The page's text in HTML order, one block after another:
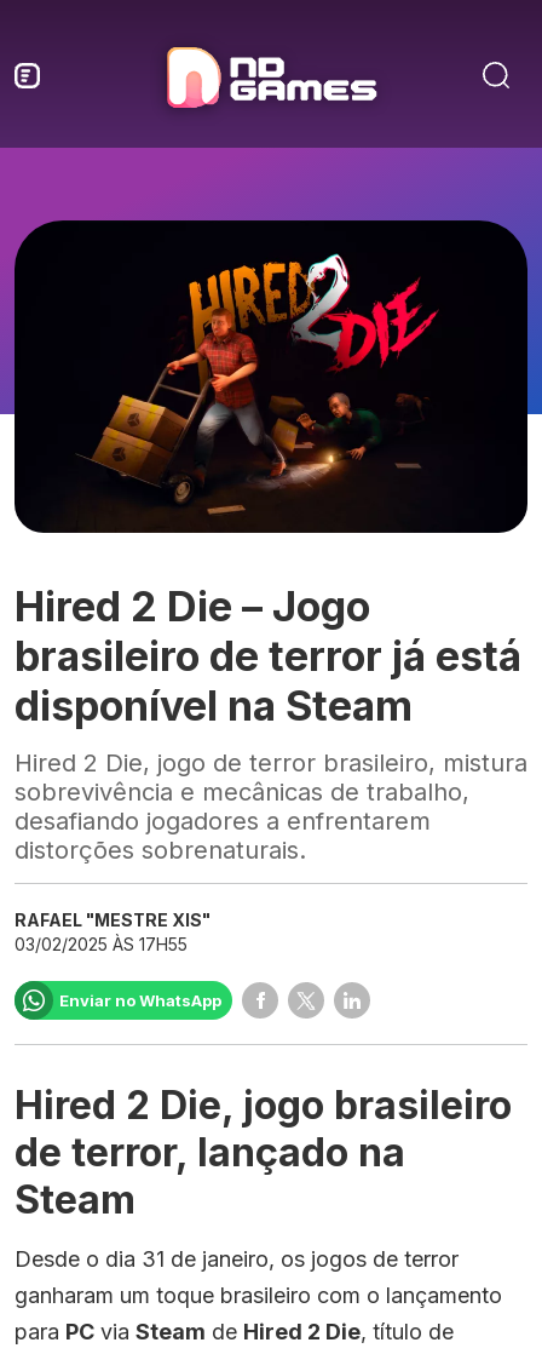
Hired 2 Die – Jogo
brasileiro de terror já está
disponível na Steam
Hired 2 Die, jogo de terror brasileiro, mistura
sobrevivência e mecânicas de trabalho,
desafiando jogadores a enfrentarem
distorções sobrenaturais.
RAFAEL "MESTRE XIS"
03/02/2025 ÀS 17H55
Enviar no WhatsApp
Hired 2 Die, jogo brasileiro
de terror, lançado na
Steam
Desde o dia 31 de janeiro, os jogos de terror
ganharam um toque brasileiro com o lançamento
para PC via Steam de Hired 2 Die, título de